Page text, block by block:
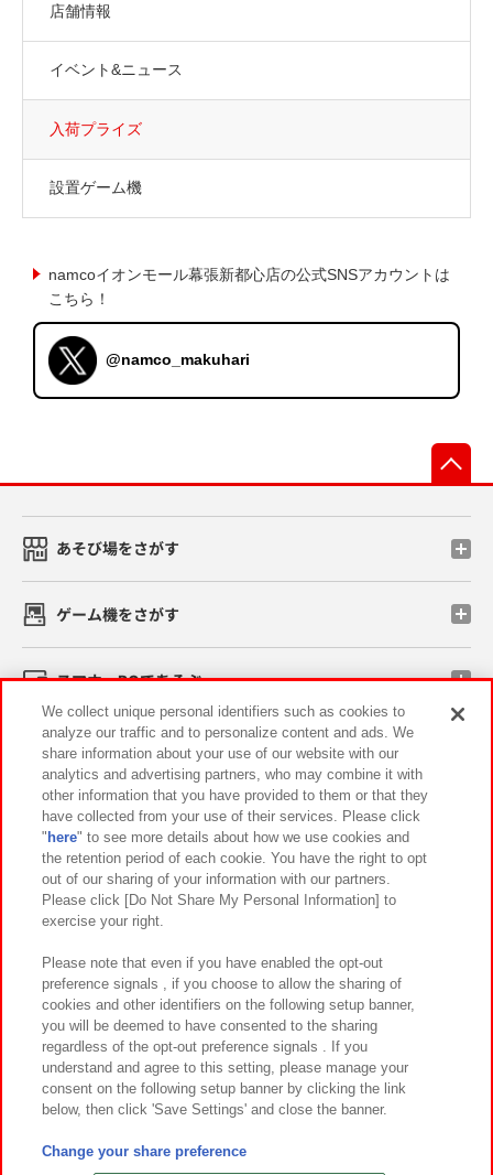
店舗情報
イベント&ニュース
入荷プライズ
設置ゲーム機
namcoイオンモール幕張新都心店の公式SNSアカウントは
こちら！
@namco_makuhari
あそび場をさがす
ゲーム機をさがす
スマホ・PCであそぶ
イベント・キャンペーン
関連会社 サステナビリティ サイトポリシー
プライバシーポリシー ウェブアクセシビリティ方針と検証結果
お取引先さまとともに
カスタマーハラスメント対応方針 よくあるご質問・お問い合わせ
©Bandai Namco Amusement Inc.
©Bandai Namco Amusement Lab Inc.
We collect unique personal identifiers such as cookies to
analyze our traffic and to personalize content and ads. We
share information about your use of our website with our
analytics and advertising partners, who may combine it with
other information that you have provided to them or that they
have collected from your use of their services. Please click
" here" to see more details about how we use cookies and
the retention period of each cookie. You have the right to opt
out of our sharing of your information with our partners.
Please click [Do Not Share My Personal Information] to
exercise your right.
Please note that even if you have enabled the opt-out
preference signals , if you choose to allow the sharing of
cookies and other identifiers on the following setup banner,
you will be deemed to have consented to the sharing
regardless of the opt-out preference signals . If you
understand and agree to this setting, please manage your
consent on the following setup banner by clicking the link
below, then click 'Save Settings' and close the banner.
Change your share preference